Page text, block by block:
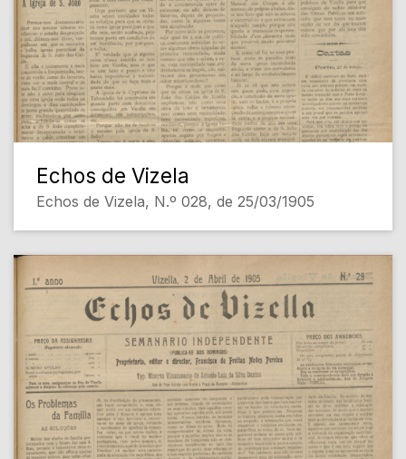
Echos de Vizela
Echos de Vizela, N.º 028, de 25/03/1905